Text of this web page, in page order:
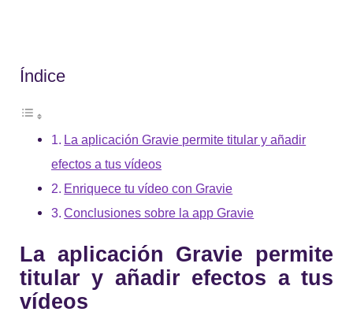
Índice
La aplicación Gravie permite titular y añadir
efectos a tus vídeos
Enriquece tu vídeo con Gravie
Conclusiones sobre la app Gravie
La aplicación Gravie permite
titular y añadir efectos a tus
vídeos